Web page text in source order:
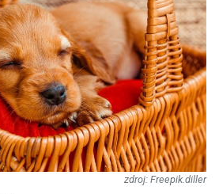
Freepik.diller